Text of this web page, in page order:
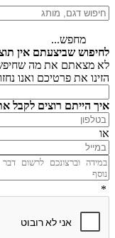
מחפש...
לחיפוש שביצעתם אין
לא מצאתם את מה
הזינו את פרטיכם ואנו
איך הייתם רוצים לקבל
או
*